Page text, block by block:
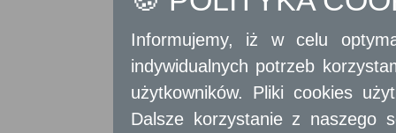
Sprawy komunikacyjne
Udostępnianie informacji publicznej
Urząd Stanu Cywilnego
Usługi
dla przedsiębiorców
Informujemy, iż w celu
indywidualnych potrzeb
użytkowników. Pliki cookies
Dalsze korzystanie z naszego